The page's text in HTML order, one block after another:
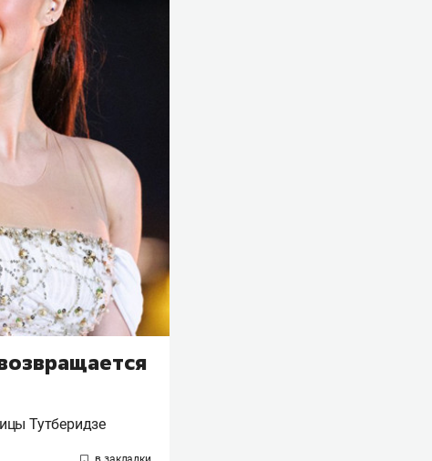
Тутберидзе